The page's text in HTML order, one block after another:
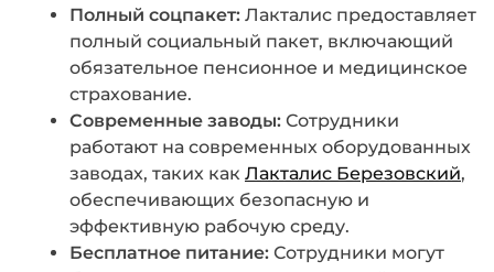
Полный соцпакет: Лакталис предоставляет
полный социальный пакет, включающий
обязательное пенсионное и медицинское
страхование.
Современные заводы: Сотрудники
работают на современных оборудованных
заводах, таких как Лакталис Березовский,
обеспечивающих безопасную и
эффективную рабочую среду.
Бесплатное питание: Сотрудники могут